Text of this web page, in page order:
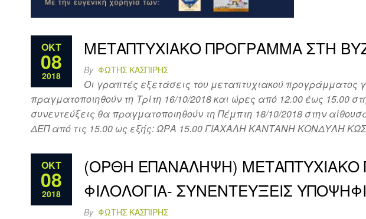
ΟΚΤ
08
2018
ΜΕΤΑΠΤΥΧΙΑΚΟ ΠΡΟΓΡΑΜΜΑ ΣΤΗ
By ΦΏΤΗΣ ΚΑΣΠΊΡΗΣ
Οι γραπτές εξετάσεις του μεταπτυχιακού προγράμματος
πραγματοποιηθούν τη Τρίτη 16/10/2018 και ώρες από 12.00 έως 15.00
συνεντεύξεις θα πραγματοποιηθούν τη Πέμπτη 18/10/2018 στην
ΔΕΠ από τις 15.00 ως εξής: ΩΡΑ 15.00 ΓΙΑΧΑΛΗ ΚΑΝΤΑΝΗ ΚΟΝΔΥΛΗ
ΟΚΤ
08
2018
(ΟΡΘΗ ΕΠΑΝΑΛΗΨΗ)
ΦΙΛΟΛΟΓΙΑ- ΣΥΝΕΝΤΕΥΞΕΙΣ
By ΦΏΤΗΣ ΚΑΣΠΊΡΗΣ